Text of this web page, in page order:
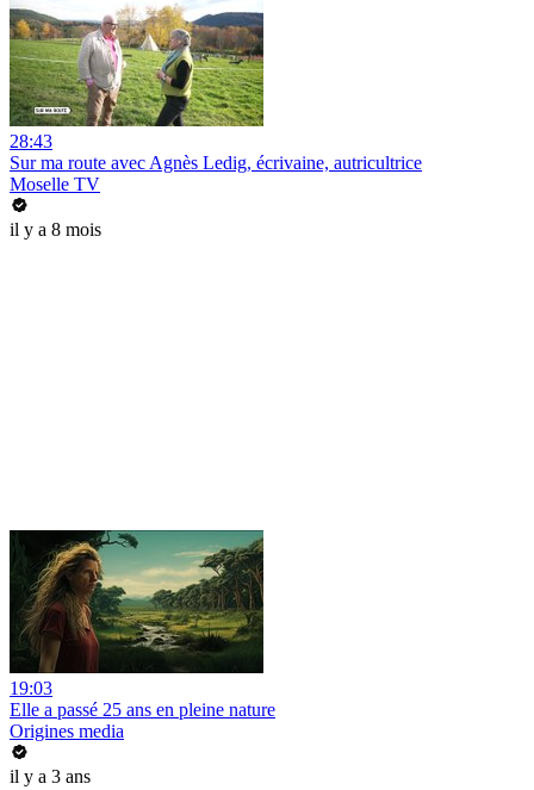
28:43
Sur ma route avec Agnès Ledig, écrivaine, autricultrice
Moselle TV
il y a 8 mois
19:03
Elle a passé 25 ans en pleine nature
Origines media
il y a 3 ans